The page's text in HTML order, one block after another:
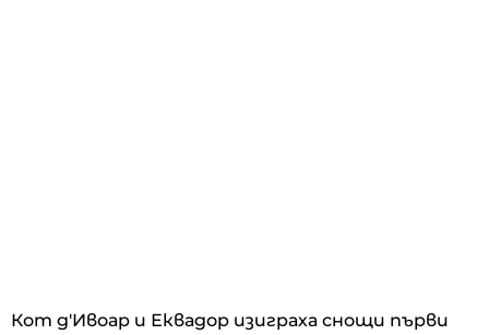
Кот д'Ивоар и Еквадор изиграха снощи първи